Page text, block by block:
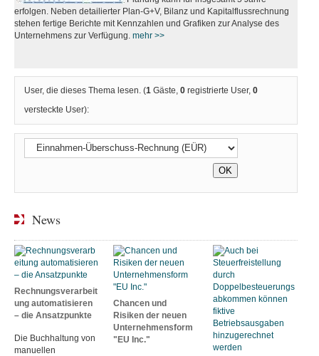
erfolgen. Neben detailierter Plan-G+V, Bilanz und Kapitalflussrechnung
stehen fertige Berichte mit Kennzahlen und Grafiken zur Analyse des
Unternehmens zur Verfügung. mehr >>
User, die dieses Thema lesen. (1 Gäste,0 registrierte User,0
versteckte User):
News
Rechnungsverarbeit
ung automatisieren
– die Ansatzpunkte
Die Buchhaltung von
manuellen
Chancen und
Risiken der neuen
Unternehmensform
"EU Inc."